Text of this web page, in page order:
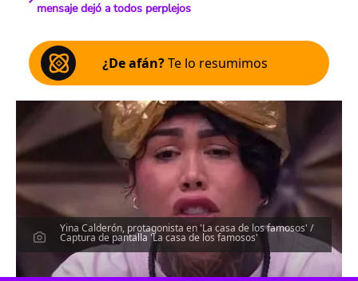
mensaje dejó a todos perplejos
¿De afán?Te lo resumimos
Yina Calderón, protagonista en 'La casa de los famosos' /
Captura de pantalla 'La casa de los famosos'
Escucha el artículo